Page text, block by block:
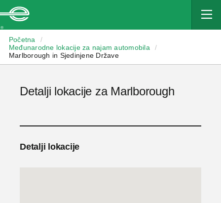
Početna
/
Međunarodne lokacije za najam automobila
/
Marlborough in Sjedinjene Države
Detalji lokacije za Marlborough
Detalji lokacije